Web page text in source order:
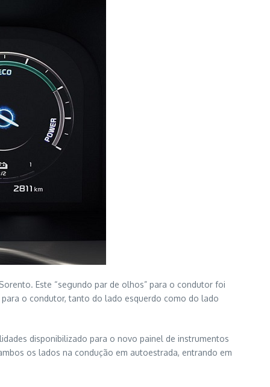
Este “segundo par de olhos” para o condutor foi
o condutor, tanto do lado esquerdo como do lado
disponibilizado para o novo painel de instrumentos
os lados na condução em autoestrada, entrando em